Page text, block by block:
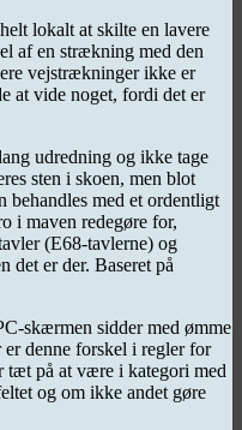
lokalt at skilte en lavere
af en strækning med den
vejstrækninger ikke er
vide noget, fordi det er
udredning og ikke tage
sten i skoen, men blot
behandles med et ordentligt
i maven redegøre for,
(E68-tavlerne) og
det er der. Baseret på
skærmen sidder med ømme
denne forskel i regler for
tæt på at være i kategori med
og om ikke andet gøre